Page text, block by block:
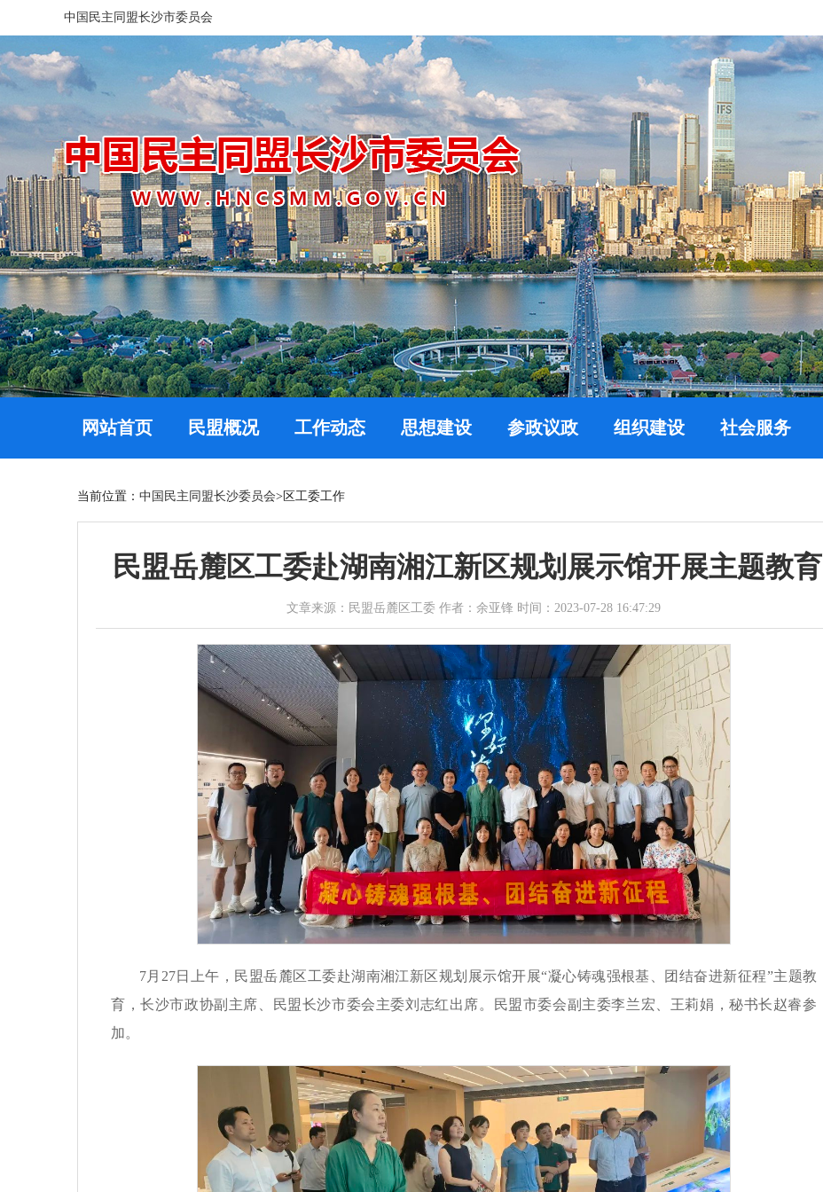
中国民主同盟长沙市委员会
网站首页 民盟概况 工作动态 思想建设 参政议政 组织建设 社会服务
当前位置： 中国民主同盟长沙委员会>区工委工作
民盟岳麓区工委赴湖南湘江新区规划展示馆开展主题教育
文章来源：民盟岳麓区工委 作者：余亚锋 时间：2023-07-28 16:47:29
7月27日上午，民盟岳麓区工委赴湖南湘江新区规划展示馆开展“凝心铸魂强根基、团结奋进新征程”主题教
育，长沙市政协副主席、民盟长沙市委会主委刘志红出席。民盟市委会副主委李兰宏、王莉娟，秘书长赵睿参
加。